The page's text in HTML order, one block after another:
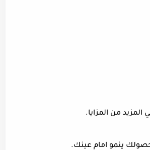
من المزايا.
ينمو امام عينك.